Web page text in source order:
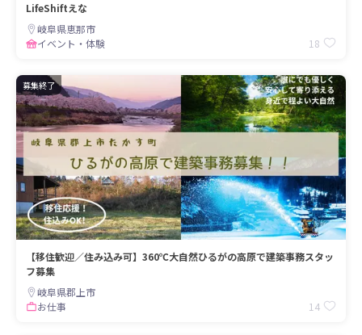
LifeShiftえな
岐阜県恵那市
イベント・体験
18
募集終了
【移住歓迎／住み込み可】360℃大自然ひるがの高原で建築事務スタッ
フ募集
岐阜県郡上市
お仕事
14